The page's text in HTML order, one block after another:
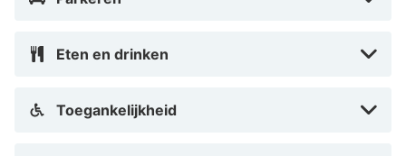
Eten en drinken
Toegankelijkheid